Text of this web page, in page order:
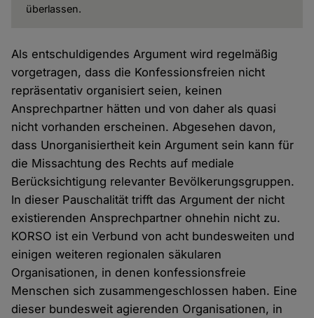
überlassen.
Als entschuldigendes Argument wird regelmäßig
vorgetragen, dass die Konfessionsfreien nicht
repräsentativ organisiert seien, keinen
Ansprechpartner hätten und von daher als quasi
nicht vorhanden erscheinen. Abgesehen davon,
dass Unorganisiertheit kein Argument sein kann für
die Missachtung des Rechts auf mediale
Berücksichtigung relevanter Bevölkerungsgruppen.
In dieser Pauschalität trifft das Argument der nicht
existierenden Ansprechpartner ohnehin nicht zu.
KORSO ist ein Verbund von acht bundesweiten und
einigen weiteren regionalen säkularen
Organisationen, in denen konfessionsfreie
Menschen sich zusammengeschlossen haben. Eine
dieser bundesweit agierenden Organisationen, in